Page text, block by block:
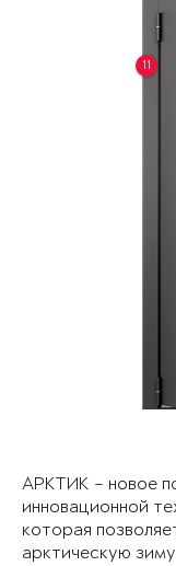
11
АРКТИК – новое
инновационной
которая
арктическую